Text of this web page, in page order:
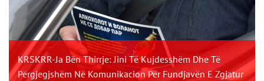
KRSKRR-Ja Bën Thirrje: Jini Të Kujdesshëm Dhe Të
Përgjegjshëm Në Komunikacion Për Fundjavën E Zgjatur